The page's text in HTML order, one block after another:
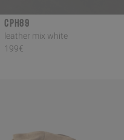
CPH89
leather mix white
199€